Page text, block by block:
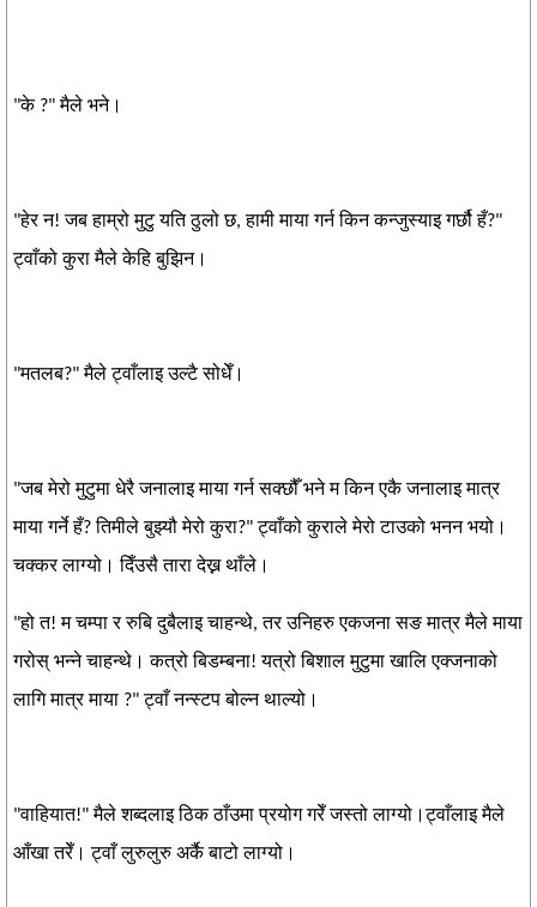
"के ?" मैले भने।
"हेर न! जब हाम्रो मुटु यति ठुलो छ, हामी माया गर्न किन कन्जुस्याइ गर्छौ हँ?"
ट्वाँको कुरा मैले केहि बुझिन।
"मतलब?" मैले ट्वाँलाइ उल्टै सोधेँ।
"जब मेरो मुटुमा धेरै जनालाइ माया गर्न सक्छौँ भने म किन एकै जनालाइ मात्र
माया गर्ने हँ? तिमीले बुझ्यौ मेरो कुरा?" ट्वाँको कुराले मेरो टाउको भनन भयो।
चक्कर लाग्यो। दिँउसै तारा देख्न थाँले।
"हो त! म चम्पा र रुबि दुबैलाइ चाहन्थे, तर उनिहरु एकजना सङ मात्र मैले माया
गरोस् भन्ने चाहन्थे। कत्रो बिडम्बना! यत्रो बिशाल मुटुमा खालि एक्जनाको
लागि मात्र माया ?" ट्वाँ नन्स्टप बोल्न थाल्यो।
"वाहियात!" मैले शब्दलाइ ठिक ठाँउमा प्रयोग गरेँ जस्तो लाग्यो।ट्वाँलाइ मैले
आँखा तरेँ। ट्वाँ लुरुलुरु अर्कै बाटो लाग्यो।